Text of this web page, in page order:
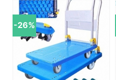
xếp
hạng
0
5
sao
-26%